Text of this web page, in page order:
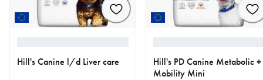
Hill's Canine l/d Liver care
Hill's PD Canine Metabolic +
Mobility Mini